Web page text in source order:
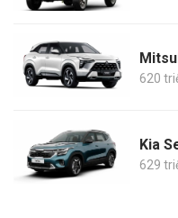
620
Kia
629